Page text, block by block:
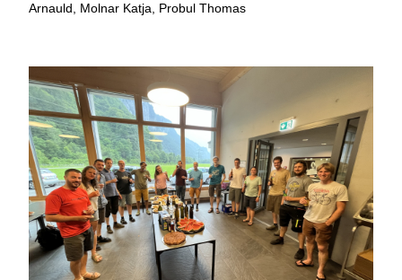
Arnauld, Molnar Katja, Probul Thomas